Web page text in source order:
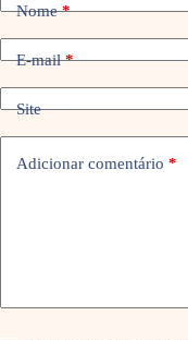
Nome*
E-mail*
Site
Adicionar comentário *